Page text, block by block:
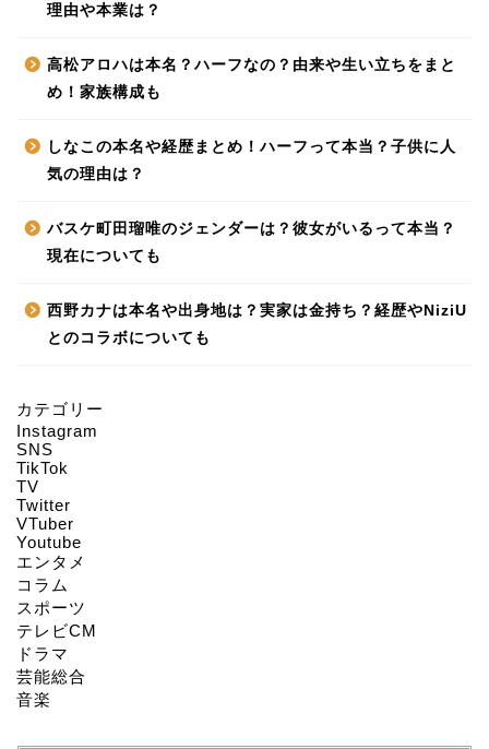
理由や本業は？
高松アロハは本名？ハーフなの？由来や生い立ちをまと
め！家族構成も
しなこの本名や経歴まとめ！ハーフって本当？子供に人
気の理由は？
バスケ町田瑠唯のジェンダーは？彼女がいるって本当？
現在についても
西野カナは本名や出身地は？実家は金持ち？経歴やNiziU
とのコラボについても
カテゴリー
Instagram
SNS
TikTok
TV
Twitter
VTuber
Youtube
エンタメ
コラム
スポーツ
テレビCM
ドラマ
芸能総合
音楽